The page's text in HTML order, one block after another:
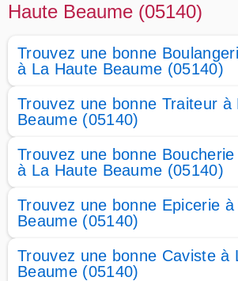
Haute Beaume (05140)
Trouvez une bonne
à La Haute Beaume (05140)
Trouvez une bonne Traiteur à
Beaume (05140)
Trouvez une bonne
à La Haute Beaume (05140)
Trouvez une bonne Epicerie
Beaume (05140)
Trouvez une bonne Caviste à
Beaume (05140)